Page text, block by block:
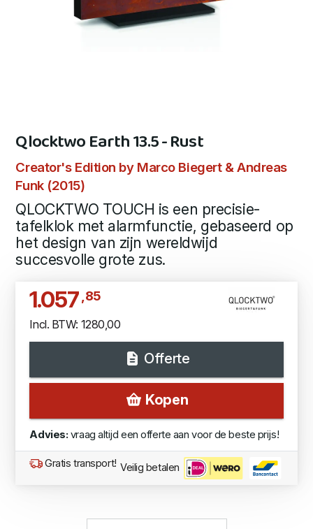
Qlocktwo Earth 13.5 - Rust
Creator's Edition by Marco Biegert & Andreas
Funk (2015)
QLOCKTWO TOUCH is een precisie-
tafelklok met alarmfunctie, gebaseerd op
het design van zijn wereldwijd
succesvolle grote zus.
1.057,85
Incl. BTW: 1280,00
Offerte
Kopen
Advies: vraag altijd een offerte aan voor de beste prijs!
Gratis transport! Veilig betalen